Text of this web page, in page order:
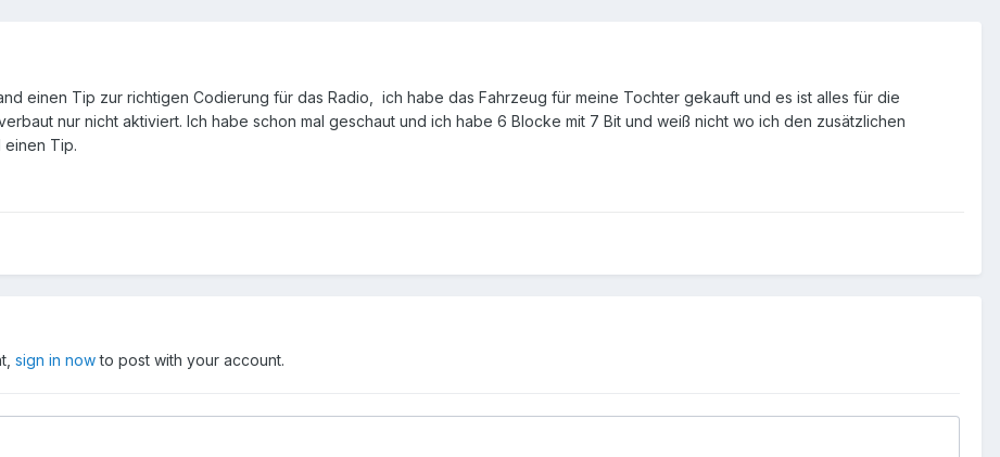
einen Tip zur richtigen Codierung für das Radio, ich habe das Fahrzeug für meine Tochter gekauft und es ist alles für die
nur nicht aktiviert. Ich habe schon mal geschaut und ich habe 6 Blocke mit 7 Bit und weiß nicht wo ich den zusätzlichen
einen Tip.
sign in nowto post with your account.